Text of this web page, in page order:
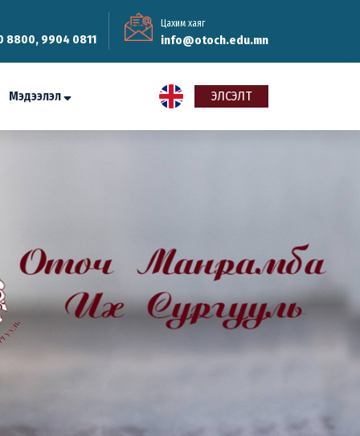
8800, 9904 0811
Цахим хаяг
info@otoch.edu.mn
Мэдээлэл ЭЛСЭЛТ